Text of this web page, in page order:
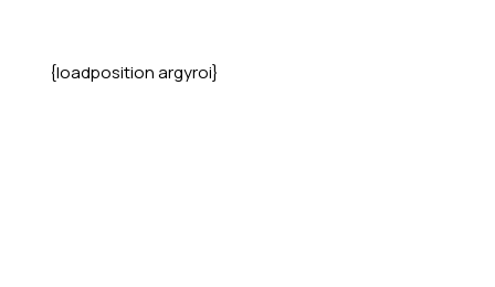
{loadposition argyroi}